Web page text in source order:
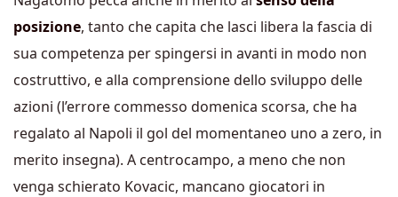
posizione, tanto che capita che lasci libera la fascia di
sua competenza per spingersi in avanti in modo non
costruttivo, e alla comprensione dello sviluppo delle
azioni (l’errore commesso domenica scorsa, che ha
regalato al Napoli il gol del momentaneo uno a zero, in
merito insegna). A centrocampo, a meno che non
venga schierato Kovacic, mancano giocatori in